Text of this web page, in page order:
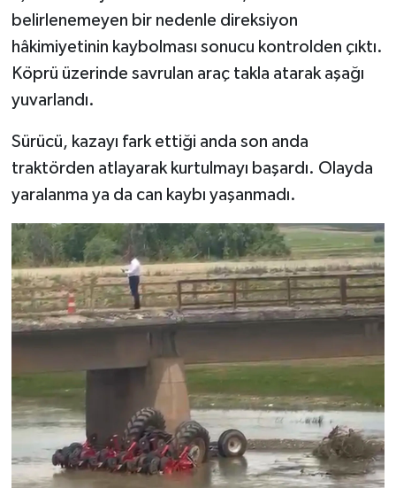
belirlenemeyen bir nedenle direksiyon
hâkimiyetinin kaybolması sonucu kontrolden çıktı.
Köprü üzerinde savrulan araç takla atarak aşağı
yuvarlandı.
Sürücü, kazayı fark ettiği anda son anda
traktörden atlayarak kurtulmayı başardı. Olayda
yaralanma ya da can kaybı yaşanmadı.
Sağlık & Yaşam
Siyaset
Yaşam